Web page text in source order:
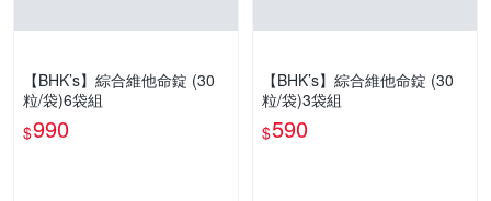
【BHK’s】綜合維他命錠 (30
粒/袋)6袋組
$990
【BHK’s】綜合維他命錠 (30
粒/袋)3袋組
$590